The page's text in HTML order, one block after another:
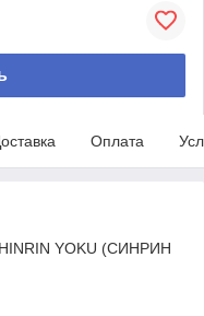
Оплата
YOKU (СИНРИН